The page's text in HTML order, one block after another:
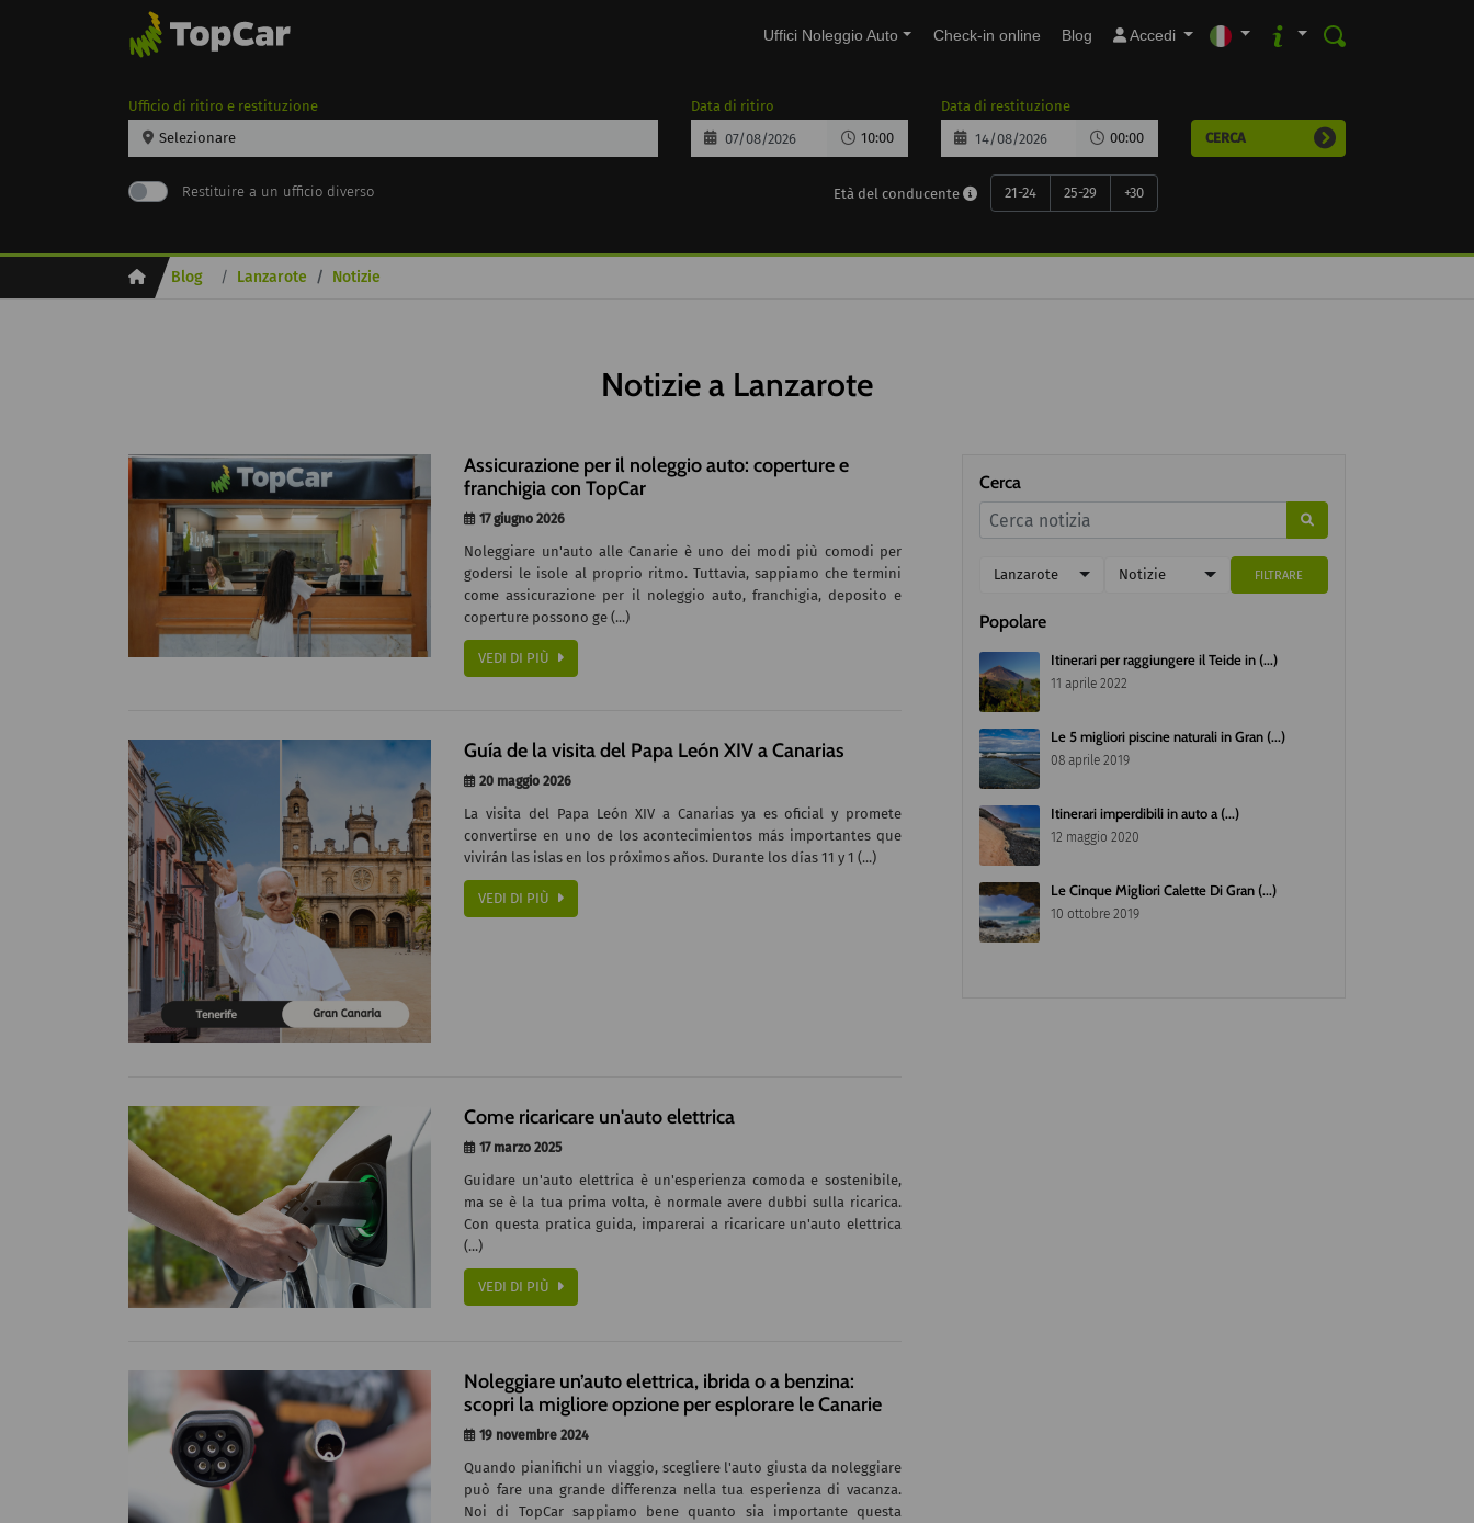
Uffici Noleggio Auto Check-in online Blog Accedi
Ufficio di ritiro e restituzione
Selezionare
Restituire a un ufficio diverso
Data di ritiro
10:00
Data di restituzione
00:00
Età del conducente 21-24 25-29 +30
CERCA
InicioBlog Lanzarote Notizie
Notizie a Lanzarote
Assicurazione per il noleggio auto: coperture e
franchigia con TopCar
17 giugno 2026
Noleggiare un'auto alle Canarie è uno dei modi più comodi per
godersi le isole al proprio ritmo. Tuttavia, sappiamo che termini
come assicurazione per il noleggio auto, franchigia, deposito e
coperture possono ge (...)
VEDI DI PIÙ
Guía de la visita del Papa León XIV a Canarias
20 maggio 2026
La visita del Papa León XIV a Canarias ya es oficial y promete
convertirse en uno de los acontecimientos más importantes que
vivirán las islas en los próximos años. Durante los días 11 y 1 (...)
VEDI DI PIÙ
Come ricaricare un'auto elettrica
17 marzo 2025
Guidare un'auto elettrica è un'esperienza comoda e sostenibile,
ma se è la tua prima volta, è normale avere dubbi sulla ricarica.
Con questa pratica guida, imparerai a ricaricare un'auto elettrica
(...)
VEDI DI PIÙ
Noleggiare un’auto elettrica, ibrida o a benzina:
scopri la migliore opzione per esplorare le Canarie
19 novembre 2024
Quando pianifichi un viaggio, scegliere l'auto giusta da noleggiare
può fare una grande differenza nella tua esperienza di vacanza.
Noi di TopCar sappiamo bene quanto sia importante questa
Cerca
Lanzarote Notizie FILTRARE
Popolare
Itinerari per raggiungere il Teide in (...)
11 aprile 2022
Le 5 migliori piscine naturali in Gran (...)
08 aprile 2019
Itinerari imperdibili in auto a (...)
12 maggio 2020
Le Cinque Migliori Calette Di Gran (...)
10 ottobre 2019